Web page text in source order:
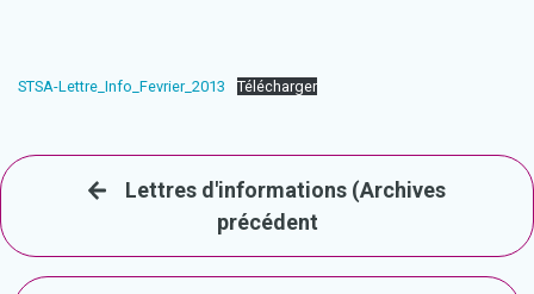
STSA-Lettre_Info_Fevrier_2013 Télécharger
Lettres d'informations (Archives
précédent